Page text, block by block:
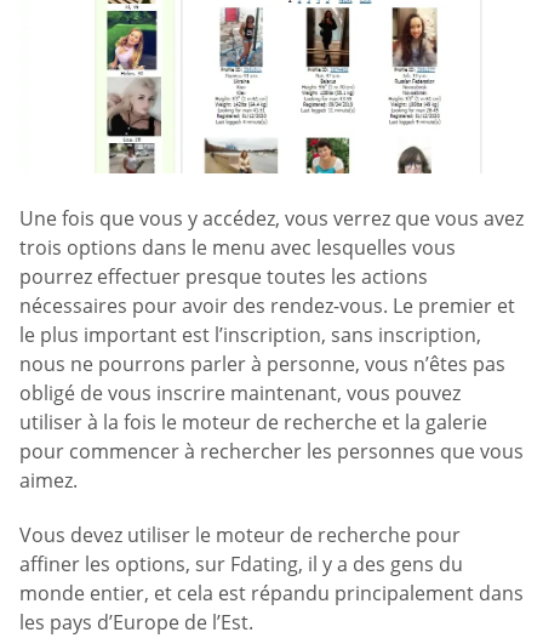
Une fois que vous y accédez, vous verrez que vous avez
trois options dans le menu avec lesquelles vous
pourrez effectuer presque toutes les actions
nécessaires pour avoir des rendez-vous. Le premier et
le plus important est l’inscription, sans inscription,
nous ne pourrons parler à personne, vous n’êtes pas
obligé de vous inscrire maintenant, vous pouvez
utiliser à la fois le moteur de recherche et la galerie
pour commencer à rechercher les personnes que vous
aimez.
Vous devez utiliser le moteur de recherche pour
affiner les options, sur Fdating, il y a des gens du
monde entier, et cela est répandu principalement dans
les pays d’Europe de l’Est.